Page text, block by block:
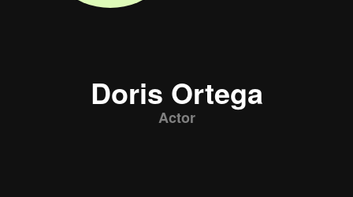
Doris Ortega
Actor